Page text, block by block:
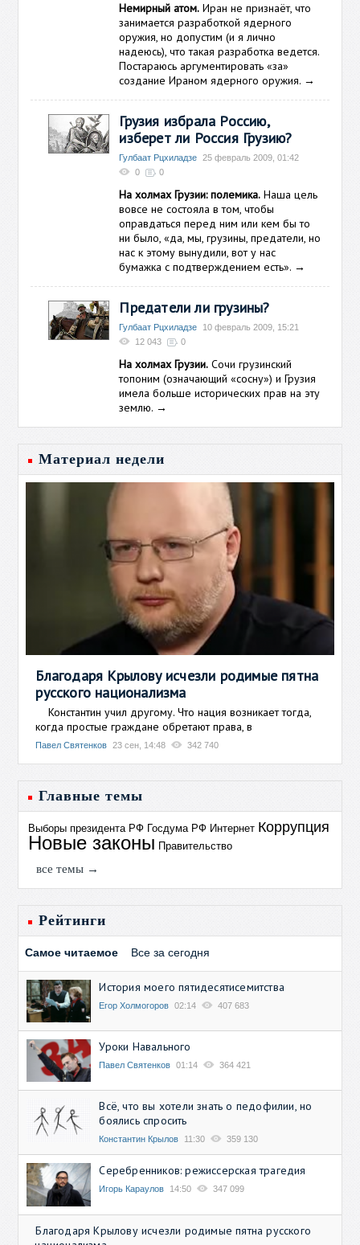
Немирный атом. Иран не признаёт, что
занимается разработкой ядерного
оружия, но допустим (и я лично
надеюсь), что такая разработка ведется.
Постараюсь аргументировать «за»
создание Ираном ядерного оружия. →
Грузия избрала Россию,
изберет ли Россия Грузию?
Гулбаат Рцхиладзе
25 февраль 2009, 01:42
0
0
На холмах Грузии: полемика. Наша цель
вовсе не состояла в том, чтобы
оправдаться перед ним или кем бы то
ни было, «да, мы, грузины, предатели, но
нас к этому вынудили, вот у нас
бумажка с подтверждением есть». →
Предатели ли грузины?
Гулбаат Рцхиладзе
10 февраль 2009, 15:21
12 043
0
На холмах Грузии. Сочи грузинский
топоним (означающий «сосну») и Грузия
имела больше исторических прав на эту
землю. →
Материал недели
Благодаря Крылову исчезли родимые пятна
русского национализма
Константин учил другому. Что нация возникает тогда,
когда простые граждане обретают права, в
Павел Святенков 23 сен, 14:48 342 740
Главные темы
Выборы президента РФ Госдума РФ Интернет Коррупция
Новые законы Правительство
все темы →
Рейтинги
Самое читаемое Все за сегодня
История моего пятидесятисемитства
Егор Холмогоров 02:14 407 683
Уроки Навального
Павел Святенков 01:14 364 421
Всё, что вы хотели знать о педофилии, но
боялись спросить
Константин Крылов 11:30 359 130
Серебренников: режиссерская трагедия
Игорь Караулов 14:50 347 099
Благодаря Крылову исчезли родимые пятна русского